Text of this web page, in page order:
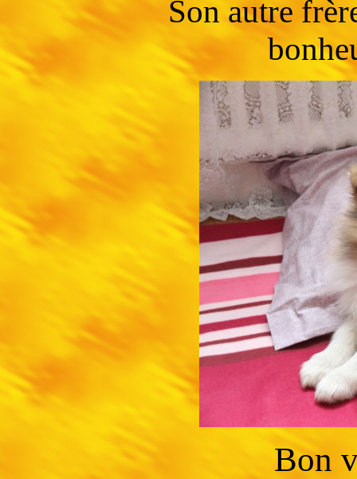
Son autre
Bon